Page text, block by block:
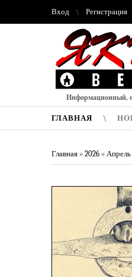
Вход Регистрация
Информационный,
ГЛАВНАЯ
Главная » 2026 » Апрель